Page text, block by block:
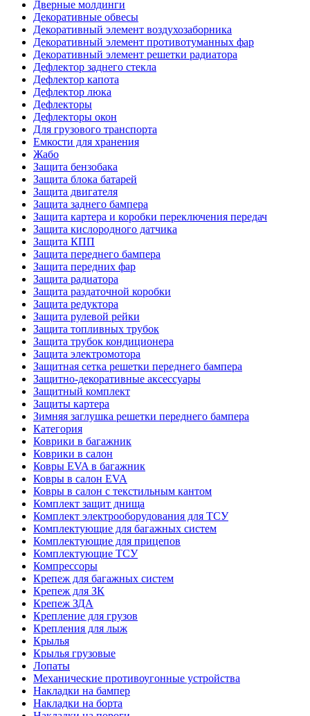
Дверные молдинги
Декоративные обвесы
Декоративный элемент воздухозаборника
Декоративный элемент противотуманных фар
Декоративный элемент решетки радиатора
Дефлектор заднего стекла
Дефлектор капота
Дефлектор люка
Дефлекторы
Дефлекторы окон
Для грузового транспорта
Емкости для хранения
Жабо
Защита бензобака
Защита блока батарей
Защита двигателя
Защита заднего бампера
Защита картера и коробки переключения передач
Защита кислородного датчика
Защита КПП
Защита переднего бампера
Защита передних фар
Защита радиатора
Защита раздаточной коробки
Защита редуктора
Защита рулевой рейки
Защита топливных трубок
Защита трубок кондиционера
Защита электромотора
Защитная сетка решетки переднего бампера
Защитно-декоративные аксессуары
Защитный комплект
Защиты картера
Зимняя заглушка решетки переднего бампера
Категория
Коврики в багажник
Коврики в салон
Ковры EVA в багажник
Ковры в салон EVA
Ковры в салон с текстильным кантом
Комплект защит днища
Комплект электрооборудования для ТСУ
Комплектующие для багажных систем
Комплектующие для прицепов
Комплектующие ТСУ
Компрессоры
Крепеж для багажных систем
Крепеж для ЗК
Крепеж ЗДА
Крепление для грузов
Крепления для лыж
Крылья
Крылья грузовые
Лопаты
Механические противоугонные устройства
Накладки на бампер
Накладки на борта